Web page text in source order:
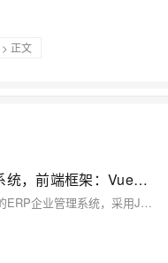
> 正文
制造业ERP源码，工厂ERP管理系统，前端框架：Vue，后端框架：SpringBoot
这是一套基于SpringBoot+Vue技术栈开发的ERP企业管理系统，采用Java语言与vscode工具。系统涵盖采购/销售、出入库、生产、品质管理等功能，整合客户与供应商数据，支持在线协同和业务全流程管控。同时提供主数据管理、权限控制、工作流审批、报表自定义及打印、在线报表开发和自定义表单功能，助力企业实现高效自动化管理，并通过UniAPP实现移动端支持，满足多场景应用需求。